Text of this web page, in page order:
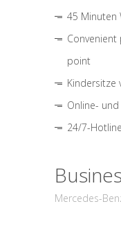
45 Minuten
point
Kindersitze
Online-
24/7-Hotline
Mercedes-